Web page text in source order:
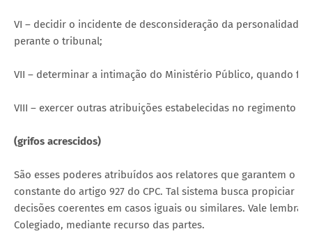
VI – decidir o incidente de desconsideração da
perante o tribunal;
VII – determinar a intimação do Ministério Público, quando for
VIII – exercer outras atribuições estabelecidas no regimento
(grifos acrescidos)
São esses poderes atribuídos aos relatores que garantem o
constante do artigo 927 do CPC. Tal sistema busca propiciar
decisões coerentes em casos iguais ou similares. Vale
Colegiado, mediante recurso das partes.